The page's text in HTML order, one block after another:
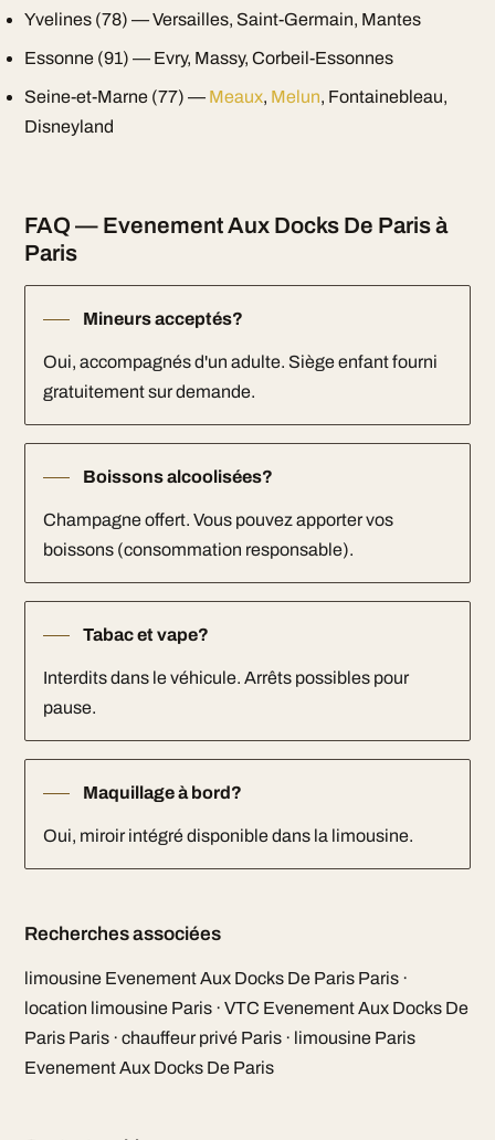
Yvelines (78) — Versailles, Saint-Germain, Mantes
Essonne (91) — Evry, Massy, Corbeil-Essonnes
Seine-et-Marne (77) — Meaux, Melun, Fontainebleau,
Disneyland
FAQ — Evenement Aux Docks De Paris à
Paris
Mineurs acceptés?
Oui, accompagnés d'un adulte. Siège enfant fourni
gratuitement sur demande.
Boissons alcoolisées?
Champagne offert. Vous pouvez apporter vos
boissons (consommation responsable).
Tabac et vape?
Interdits dans le véhicule. Arrêts possibles pour
pause.
Maquillage à bord?
Oui, miroir intégré disponible dans la limousine.
Recherches associées
limousine Evenement Aux Docks De Paris Paris ·
location limousine Paris · VTC Evenement Aux Docks De
Paris Paris · chauffeur privé Paris · limousine Paris
Evenement Aux Docks De Paris